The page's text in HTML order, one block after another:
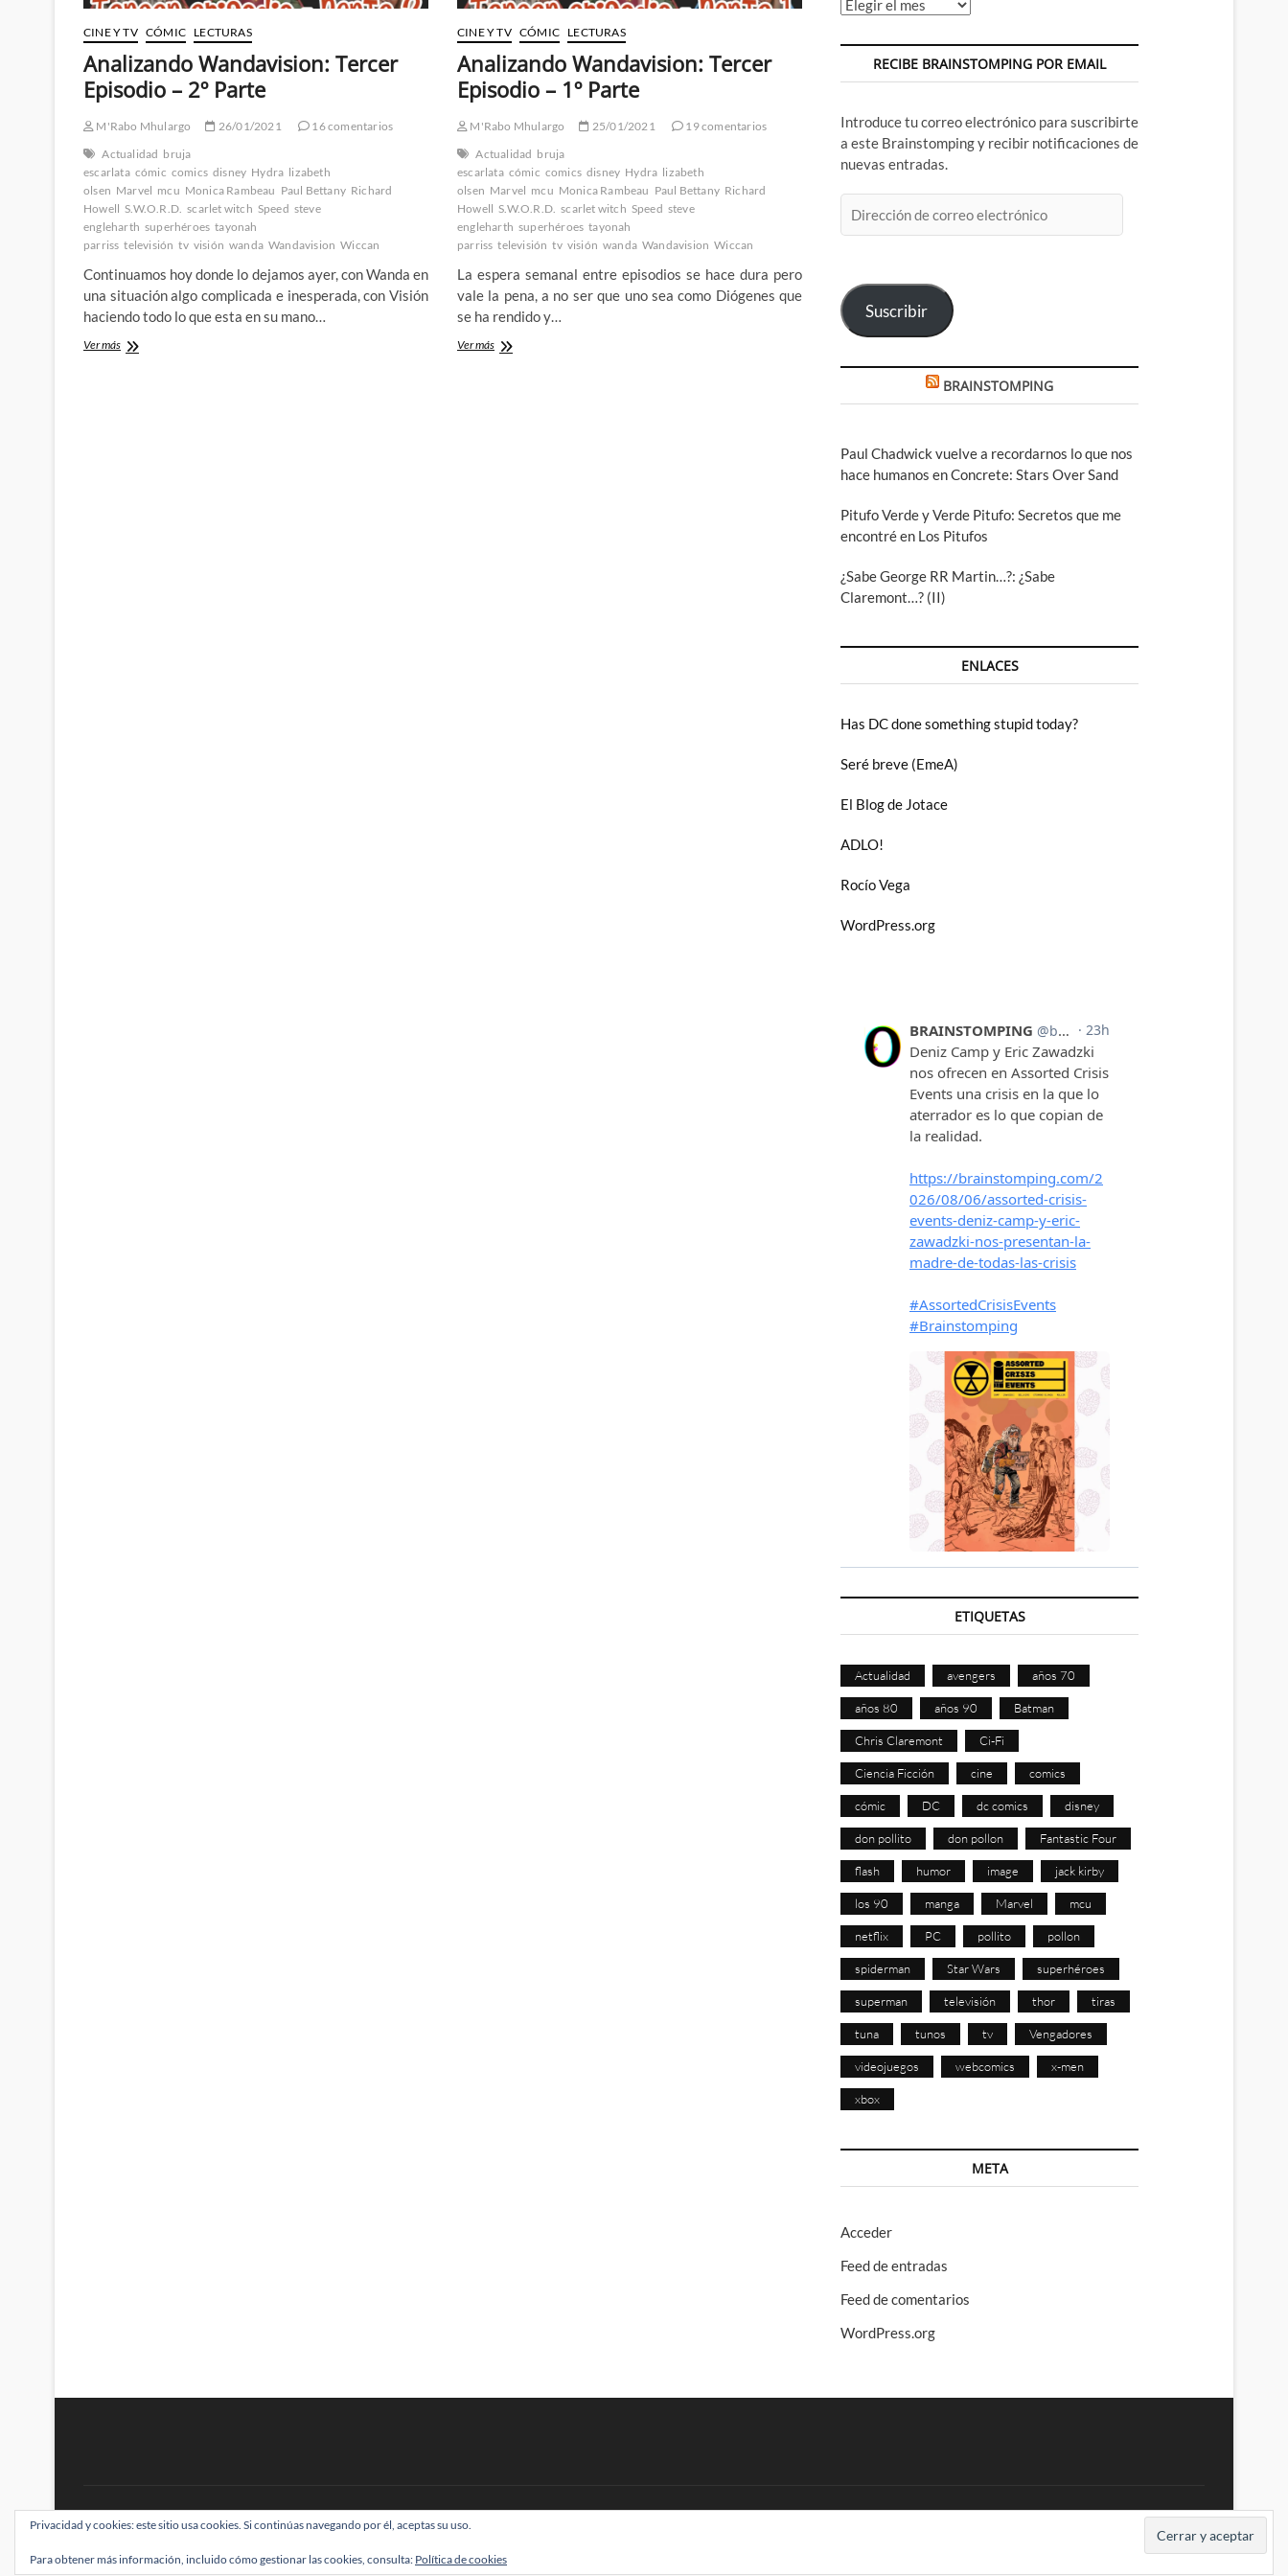
CINE Y TV CÓMIC LECTURAS
Analizando Wandavision: Tercer
Episodio – 2º Parte
M'Rabo Mhulargo 26/01/2021
16 comentarios
Actualidad bruja
escarlata cómic comics disney Hydra lizabeth
olsen Marvel mcu Monica Rambeau Paul Bettany Richard
Howell S.W.O.R.D. scarlet witch Speed steve
engleharth superhéroes tayonah
parriss televisión tv visión wanda Wandavision Wiccan
Continuamos hoy donde lo dejamos ayer, con Wanda en
una situación algo complicada e inesperada, con Visión
haciendo todo lo que esta en su mano…
Ver másAnalizando
CINE Y TV CÓMIC LECTURAS
Analizando Wandavision: Tercer
Episodio – 1º Parte
M'Rabo Mhulargo 25/01/2021
19 comentarios
Actualidad bruja
escarlata cómic comics disney Hydra lizabeth
olsen Marvel mcu Monica Rambeau Paul Bettany Richard
Howell S.W.O.R.D. scarlet witch Speed steve
engleharth superhéroes tayonah
parriss televisión tv visión wanda Wandavision Wiccan
La espera semanal entre episodios se hace dura pero
vale la pena, a no ser que uno sea como Diógenes que
se ha rendido y…
Ver másAnalizando
Archivos
RECIBE BRAINSTOMPING POR EMAIL
Introduce tu correo electrónico para suscribirte
a este Brainstomping y recibir notificaciones de
nuevas entradas.
de
Suscribir
BRAINSTOMPING
Paul Chadwick vuelve a recordarnos lo que nos
hace humanos en Concrete: Stars Over Sand
Pitufo Verde y Verde Pitufo: Secretos que me
encontré en Los Pitufos
¿Sabe George RR Martin…?: ¿Sabe
Claremont…? (II)
ENLACES
Has DC done something stupid today?
Seré breve (EmeA)
El Blog de Jotace
ADLO!
Rocío Vega
WordPress.org
ETIQUETAS
Actualidad avengers años 70
años 80 años 90 Batman
Chris Claremont Ci-Fi
Ciencia Ficción cine comics
cómic DC dc comics disney
don pollito don pollon Fantastic Four
flash humor image jack kirby
los 90 manga Marvel mcu
netflix PC pollito pollon
spiderman Star Wars superhéroes
superman televisión thor tiras
tuna tunos tv Vengadores
videojuegos webcomics x-men
xbox
META
Acceder
Feed de entradas
Feed de comentarios
WordPress.org
BRAINSTOMPING| Diseñado por:Theme Freesia|WordPress| © Todos los derechos reservados
Privacidad y cookies: este sitio usa cookies. Si continúas navegando por él, aceptas su uso.
Para obtener más información, incluido cómo gestionar las cookies, consulta: Política de cookies